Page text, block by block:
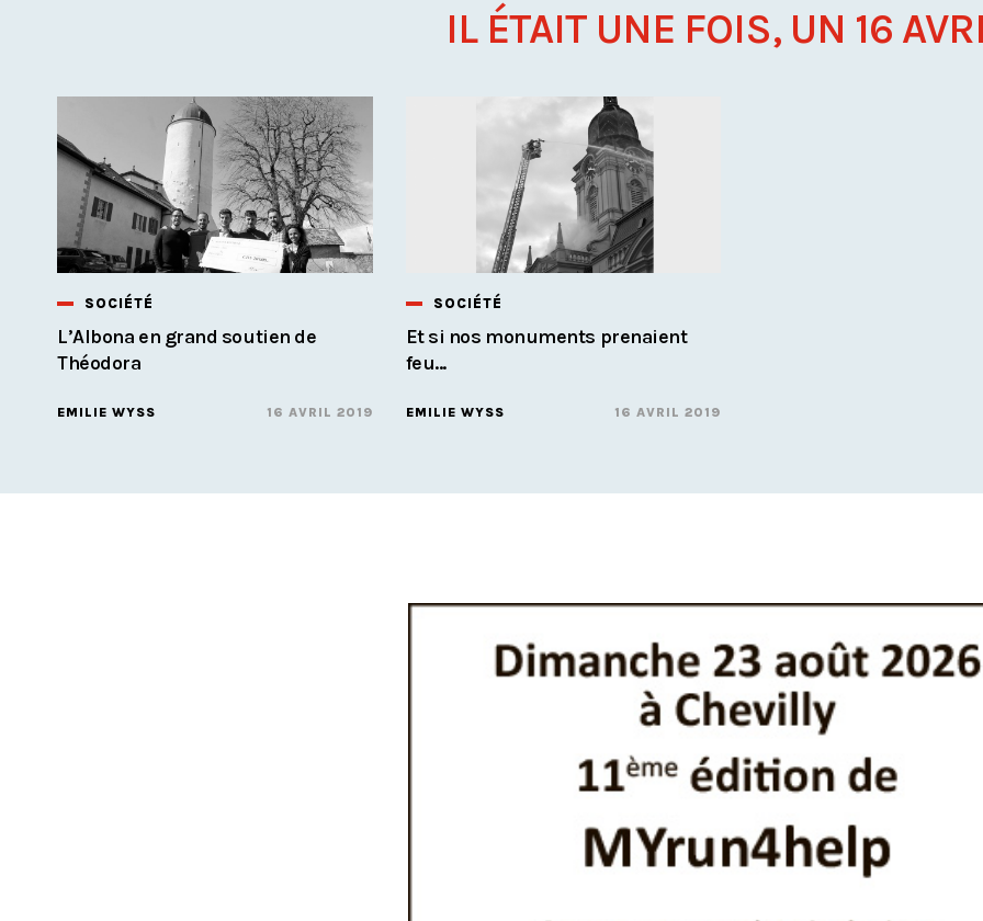
IL ÉTAIT UNE FOIS, UN 16
SOCIÉTÉ
L’Albona en grand soutien de
Théodora
EMILIE WYSS 16 AVRIL 2019
SOCIÉTÉ
Et si nos monuments prenaient
feu...
EMILIE WYSS 16 AVRIL 2019